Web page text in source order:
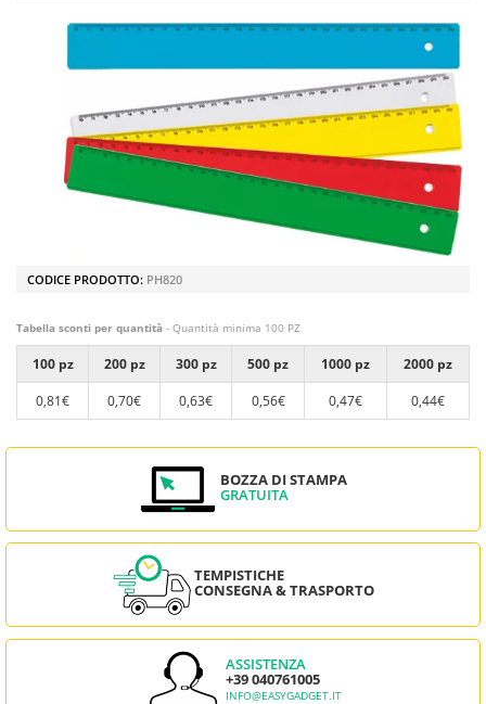
CODICE PRODOTTO: PH820
Tabella sconti per quantità - Quantità minima 100 PZ
100 pz 200 pz 300 pz 500 pz 1000 pz
2000 pz
0,81€
0,70€ 0,63€ 0,56€ 0,47€ 0,44€
BOZZA DI STAMPA
GRATUITA
TEMPISTICHE
CONSEGNA & TRASPORTO
ASSISTENZA
+39 040761005
INFO@EASYGADGET.IT